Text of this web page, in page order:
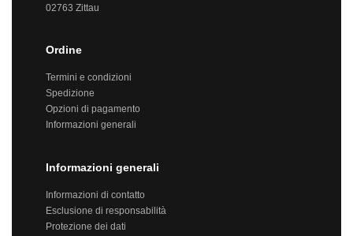
02763 Zittau
Ordine
Termini e condizioni
Spedizione
Opzioni di pagamento
Informazioni generali
Informazioni generali
Informazioni di contatto
Esclusione di responsabilità
Protezione dei dati